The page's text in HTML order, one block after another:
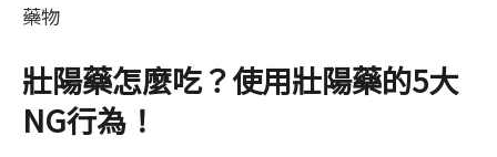
藥物
壯陽藥怎麼吃？使用壯陽藥的5大
NG行為！